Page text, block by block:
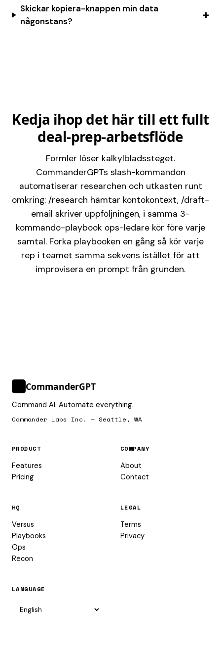
Skickar kopiera-knappen min data
någonstans?
Kedja ihop det här till ett fullt
deal-prep-arbetsflöde
Formler löser kalkylbladssteget.
CommanderGPTs slash-kommandon
automatiserar researchen och utkasten runt
omkring: /research hämtar kontokontext, /draft-
email skriver uppföljningen, i samma 3-
kommando-playbook ops-ledare kör före varje
samtal. Forka playbooken en gång så kör varje
rep i teamet samma sekvens istället för att
improvisera en prompt från grunden.
CommanderGPT
Command AI. Automate everything.
Commander Labs Inc. — Seattle, WA
PRODUCT
Features
Pricing
COMPANY
About
Contact
HQ
Versus
Playbooks
Ops
Recon
LEGAL
Terms
Privacy
LANGUAGE